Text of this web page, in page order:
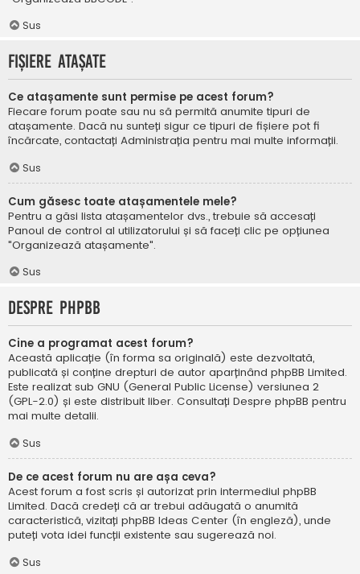
Sus
Fișiere atașate
Ce atașamente sunt permise pe acest forum?
Fiecare forum poate sau nu să permită anumite tipuri de
atașamente. Dacă nu sunteți sigur ce tipuri de fișiere pot fi
încărcate, contactați Administrația pentru mai multe informații.
Sus
Cum găsesc toate atașamentele mele?
Pentru a găsi lista atașamentelor dvs., trebuie să accesați
Panoul de control al utilizatorului și să faceți clic pe opțiunea
"Organizează atașamente".
Sus
Despre phpBB
Cine a programat acest forum?
Această aplicație (în forma sa originală) este dezvoltată,
publicată și conține drepturi de autor aparținând phpBB Limited.
Este realizat sub GNU (General Public License) versiunea 2
(GPL-2.0) și este distribuit liber. Consultați Despre phpBB pentru
mai multe detalii.
Sus
De ce acest forum nu are așa ceva?
Acest forum a fost scris și autorizat prin intermediul phpBB
Limited. Dacă credeți că ar trebui adăugată o anumită
caracteristică, vizitați phpBB Ideas Center (în engleză), unde
puteți vota idei funcții existente sau sugerează noi.
Sus